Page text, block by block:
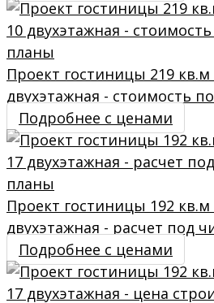
Проект гостиницы 219
двухэтажная - стоимость
Подробнее с ценами
Проект гостиницы 192
двухэтажная - расчет под
Подробнее с ценами